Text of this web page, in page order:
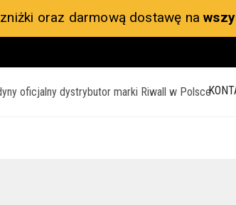
zniżki oraz darmową dostawę na